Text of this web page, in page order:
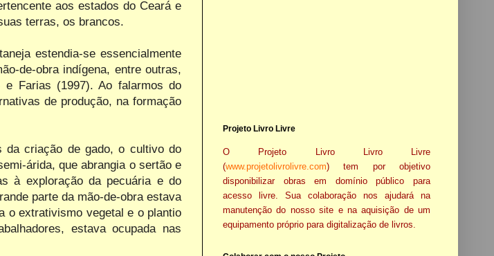
aos estados do Ceará e
terras, os brancos.
estendia-se essencialmente
de-obra indígena, entre outras,
Farias (1997). Ao falarmos do
de produção, na formação
da criação de gado, o cultivo do
árida, que abrangia o sertão e
à exploração da pecuária e do
parte da mão-de-obra estava
o extrativismo vegetal e o plantio
estava ocupada nas
Projeto Livro Livre
O Projeto Livro Livro Livre
(www.projetolivrolivre.com) tem por objetivo
disponibilizar obras em domínio público para
acesso livre. Sua colaboração nos ajudará na
manutenção do nosso site e na aquisição de um
equipamento próprio para digitalização de livros.